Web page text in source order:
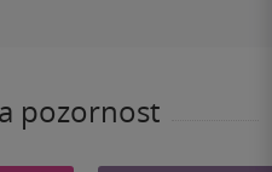
pozornost